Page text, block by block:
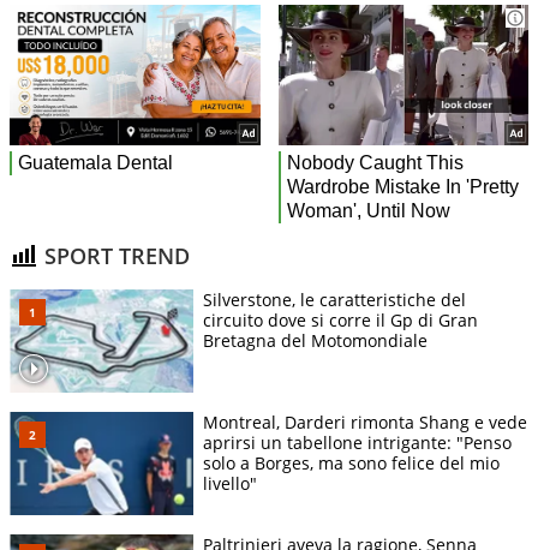
SPORT TREND
Silverstone, le caratteristiche del
circuito dove si corre il Gp di Gran
Bretagna del Motomondiale
Montreal, Darderi rimonta Shang e vede
aprirsi un tabellone intrigante: "Penso
solo a Borges, ma sono felice del mio
livello"
Paltrinieri aveva la ragione, Senna